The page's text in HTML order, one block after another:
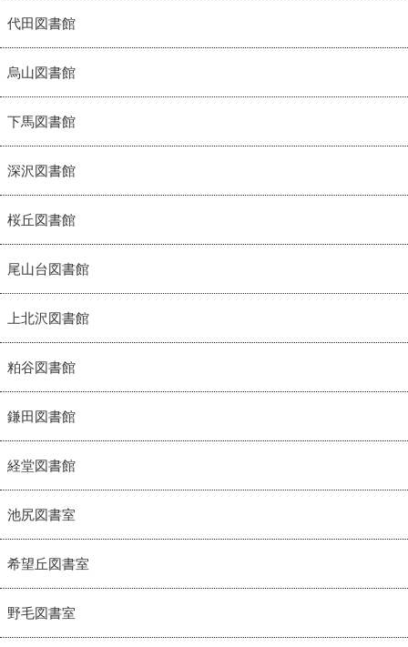
代田図書館
烏山図書館
下馬図書館
深沢図書館
桜丘図書館
尾山台図書館
上北沢図書館
粕谷図書館
鎌田図書館
経堂図書館
池尻図書室
希望丘図書室
野毛図書室